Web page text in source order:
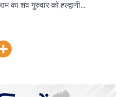
का शव गुरुवार को हल्द्वानी…